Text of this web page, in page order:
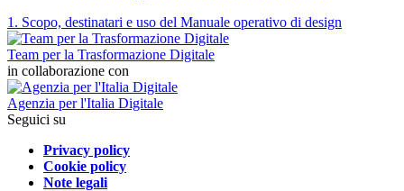
1. Scopo, destinatari e uso del Manuale operativo di design
Team per la Trasformazione Digitale
in collaborazione con
Agenzia per l'Italia Digitale
Seguici su
Privacy policy
Cookie policy
Note legali